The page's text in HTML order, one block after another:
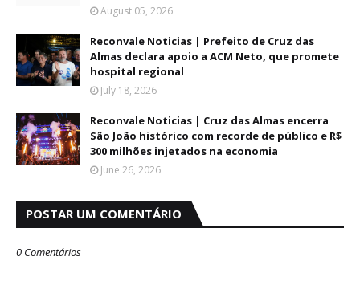
August 05, 2026
Reconvale Noticias | Prefeito de Cruz das
Almas declara apoio a ACM Neto, que promete
hospital regional
July 18, 2026
Reconvale Noticias | Cruz das Almas encerra
São João histórico com recorde de público e R$
300 milhões injetados na economia
June 26, 2026
POSTAR UM COMENTÁRIO
0 Comentários